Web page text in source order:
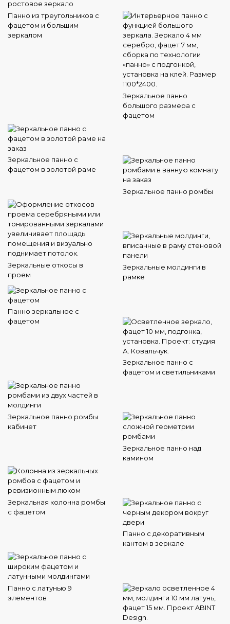
Панно из треугольников с
фацетом и большим
зеркалом
Зеркальное панно
большого размера с
фацетом
Зеркальное панно с
фацетом в золотой раме
Зеркальное панно ромбы
Зеркальные откосы в
проем
Зеркальные молдинги в
рамке
Панно зеркальное с
фацетом
Зеркальное панно с
фацетом и светильниками
Зеркальное панно ромбы
кабинет
Зеркальное панно над
камином
Зеркальная колонна ромбы
с фацетом
Панно с декоративным
кантом в зеркале
Панно с латунью 9
элементов